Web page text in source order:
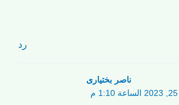
رد
ناصر بختیاری
م